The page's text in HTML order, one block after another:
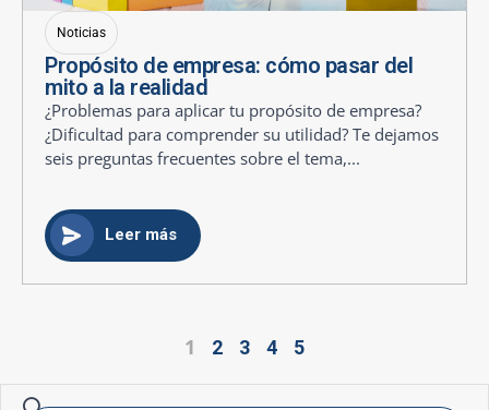
Noticias
Propósito de empresa: cómo pasar del
mito a la realidad
¿Problemas para aplicar tu propósito de empresa?
¿Dificultad para comprender su utilidad? Te dejamos
seis preguntas frecuentes sobre el tema,...
Leer más
1 2 3 4 5